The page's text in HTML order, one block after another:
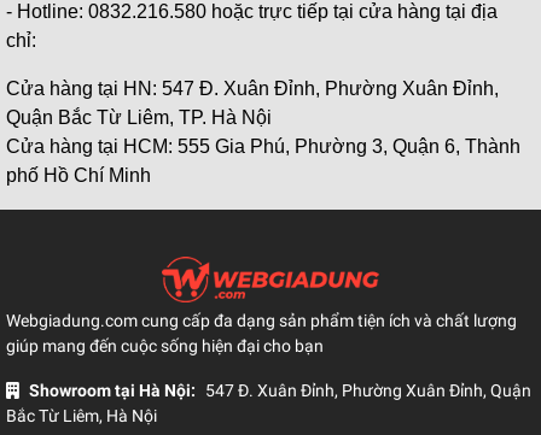
- Hotline: 0832.216.580 hoặc trực tiếp tại cửa hàng tại địa
chỉ:
Cửa hàng tại HN: 547 Đ. Xuân Đỉnh, Phường Xuân Đỉnh,
Quận Bắc Từ Liêm, TP. Hà Nội
Cửa hàng tại HCM: 555 Gia Phú, Phường 3, Quận 6, Thành
phố Hồ Chí Minh
Webgiadung.com cung cấp đa dạng sản phẩm tiện ích và chất lượng
giúp mang đến cuộc sống hiện đại cho bạn
Showroom tại Hà Nội:
547 Đ. Xuân Đỉnh, Phường Xuân Đỉnh, Quận
Bắc Từ Liêm, Hà Nội